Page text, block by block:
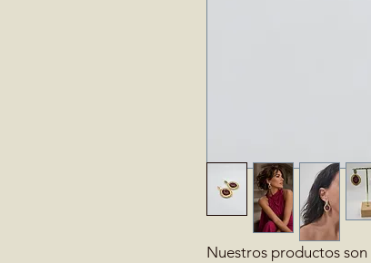
Nuestros productos son